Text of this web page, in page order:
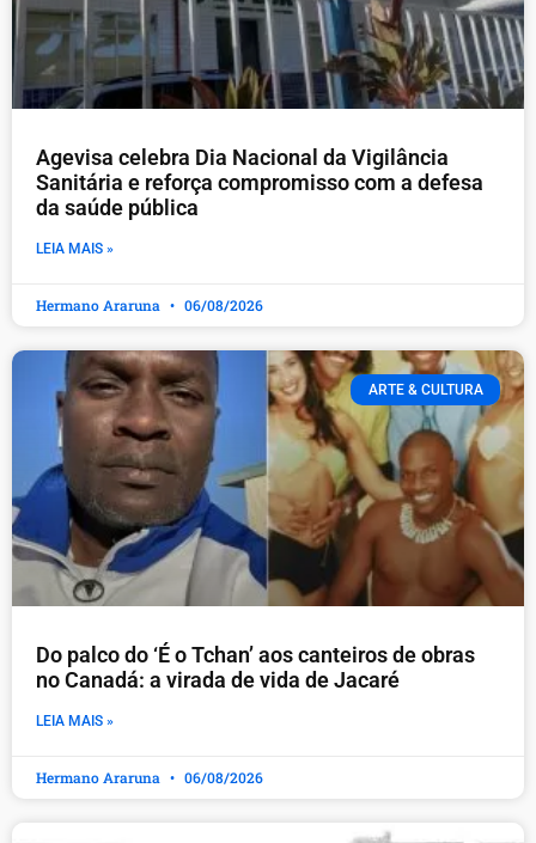
Agevisa celebra Dia Nacional da Vigilância
Sanitária e reforça compromisso com a defesa
da saúde pública
LEIA MAIS »
Hermano Araruna 06/08/2026
ARTE & CULTURA
Do palco do ‘É o Tchan’ aos canteiros de obras
no Canadá: a virada de vida de Jacaré
LEIA MAIS »
Hermano Araruna 06/08/2026